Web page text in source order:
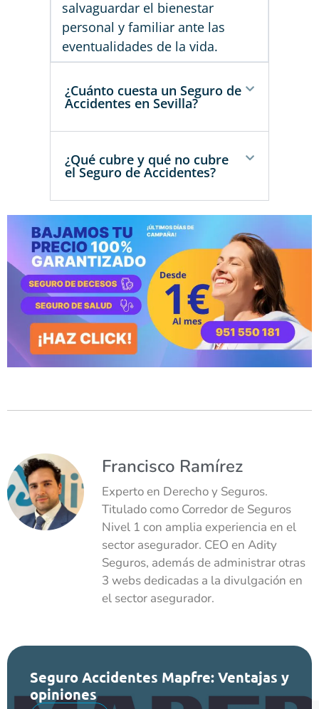
salvaguardar el bienestar
personal y familiar ante las
eventualidades de la vida.
¿Cuánto cuesta un Seguro de
Accidentes en Sevilla?
¿Qué cubre y qué no cubre
el Seguro de Accidentes?
Francisco Ramírez
Experto en Derecho y Seguros.
Titulado como Corredor de Seguros
Nivel 1 con amplia experiencia en el
sector asegurador. CEO en Adity
Seguros, además de administrar otras
3 webs dedicadas a la divulgación en
el sector asegurador.
Seguro Accidentes Mapfre: Ventajas y
opiniones